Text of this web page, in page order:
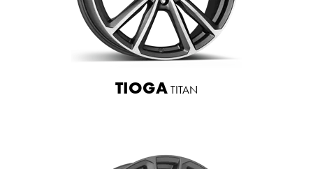
TIOGATITAN